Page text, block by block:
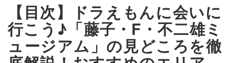
【目次】ドラえもんに会いに
行こう♪「藤子・F・不二雄ミ
ュージアム」の見どころを徹